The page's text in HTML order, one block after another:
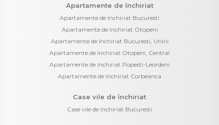
Apartamente de închiriat
Apartamente de închiriat Bucuresti
Apartamente de închiriat Otopeni
Apartamente de închiriat Bucuresti, Unirii
Apartamente de închiriat Otopeni, Central
Apartamente de închiriat Popesti-Leordeni
Apartamente de închiriat Corbeanca
Case vile de închiriat
Case vile de închiriat Bucuresti